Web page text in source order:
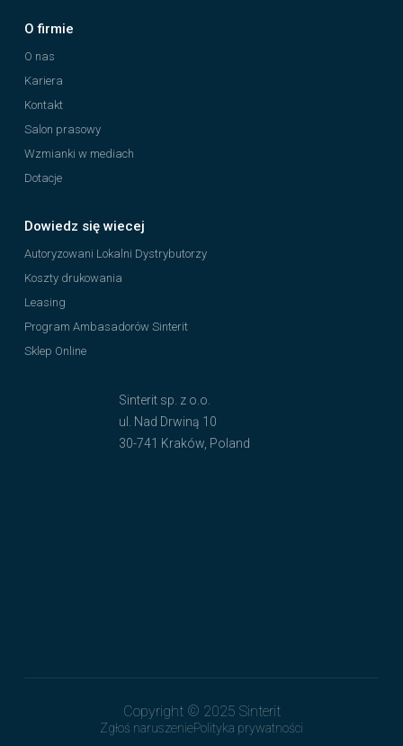
Sinterit sp. z o.o.
ul. Nad Drwiną 10
30-741 Kraków, Poland
O firmie
O nas
Kariera
Kontakt
Salon prasowy
Wzmianki w mediach
Dotacje
Dowiedz się wiecej
Autoryzowani Lokalni Dystrybutorzy
Koszty drukowania
Leasing
Program Ambasadorów Sinterit
Sklep Online
Copyright © 2025 Sinterit
Zgłoś naruszeniePolityka prywatności